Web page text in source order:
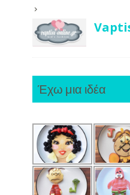
Έχω μια ιδέα